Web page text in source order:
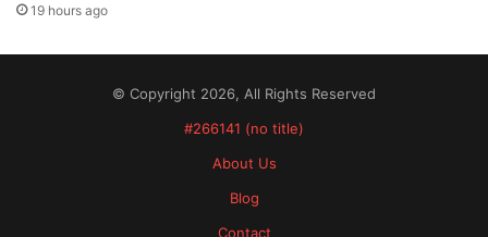
19 hours ago
© Copyright 2026, All Rights Reserved
#266141 (no title)
About Us
Blog
Contact